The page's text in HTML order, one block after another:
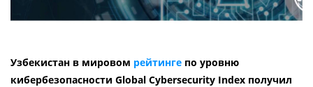
Узбекистан в мировом рейтинге по уровню
кибербезопасности Global Cybersecurity Index получил